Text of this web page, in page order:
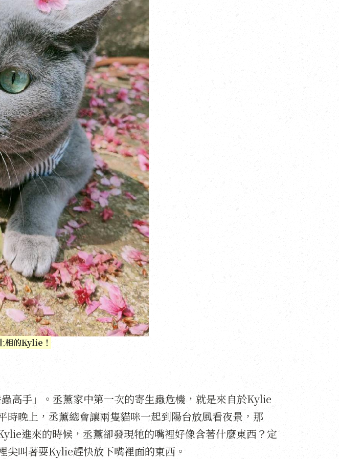
相的Kylie！
手」。丞薰家中第一次的寄生蟲危機，就是來自於Kylie
晚上，丞薰總會讓兩隻貓咪一起到陽台放風看夜景，那
進來的時候，丞薰卻發現牠的嘴裡好像含著什麼東西？定
尖叫著要Kylie趕快放下嘴裡面的東西。